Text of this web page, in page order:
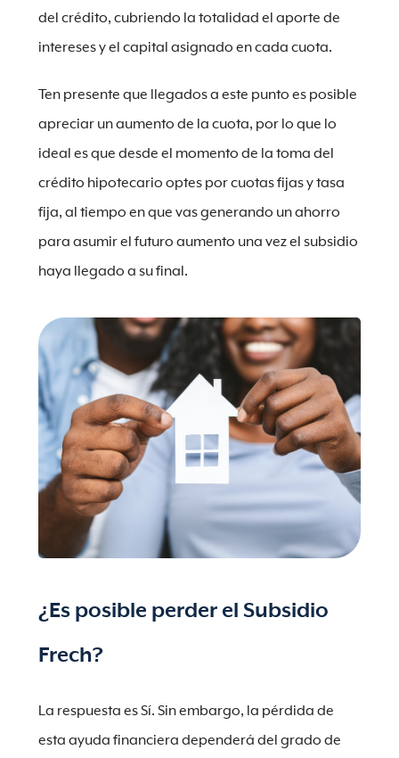
del crédito, cubriendo la totalidad el aporte de
intereses y el capital asignado en cada cuota.
Ten presente que llegados a este punto es posible
apreciar un aumento de la cuota, por lo que lo
ideal es que desde el momento de la toma del
crédito hipotecario optes por cuotas fijas y tasa
fija, al tiempo en que vas generando un ahorro
para asumir el futuro aumento una vez el subsidio
haya llegado a su final.
¿Es posible perder el Subsidio
Frech?
La respuesta es Sí. Sin embargo, la pérdida de
esta ayuda financiera dependerá del grado de